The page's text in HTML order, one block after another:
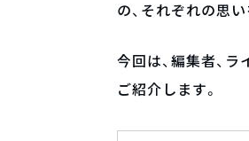
の、それぞれの思
今回は、編集者、
ご紹介します。